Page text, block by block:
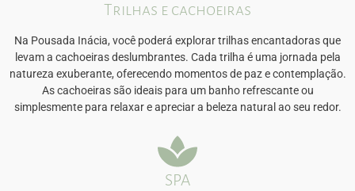
Trilhas e cachoeiras
Na Pousada Inácia, você poderá explorar trilhas encantadoras que
levam a cachoeiras deslumbrantes. Cada trilha é uma jornada pela
natureza exuberante, oferecendo momentos de paz e contemplação.
As cachoeiras são ideais para um banho refrescante ou
simplesmente para relaxar e apreciar a beleza natural ao seu redor.
SPA